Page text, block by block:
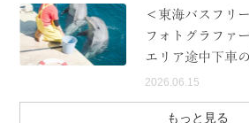
＜東海バスフリ
フォトグラファ
エリア途中下車
2026.06.15
もっと見る